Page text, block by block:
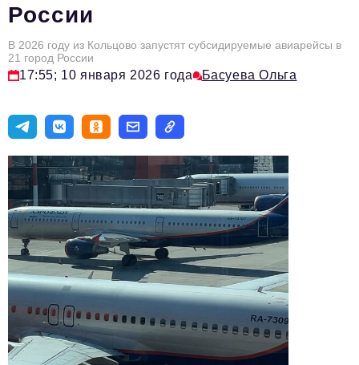
Туризм
Новости
Импортозамещение
Топ-100 влиятельных людей Свердловской области
Авторские материалы
Видео
ТОП-100 влиятельных людей — 2025
Телефон редакции:+7 495 727-01-67
Электронные почты редакции:
Информационный отдел
info@business-magazine.online
Отдел рекламы
России
В 2026 году из Кольцово запустят субсидируемые авиарейсы в
21 город России
17:55; 10 января 2026 года Басуева Ольга